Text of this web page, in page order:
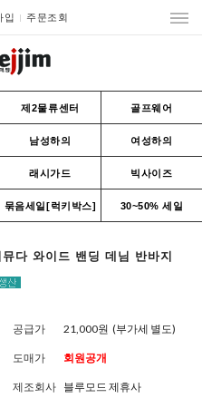
입 주문조회
제2물류센터 골프웨어
남성하의 여성하의
래시가드 빅사이즈
묶음세일[럭키박스] 30~50% 세일
다 와이드 밴딩 데님 반바지
공급가 21,000원 (부가세 별도)
도매가 회원공개
제조회사 블루모드 제휴사